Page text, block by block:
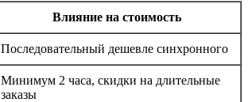
Влияние на стоимость
Последовательный дешевле синхронного
Минимум 2 часа, скидки на длительные
заказы